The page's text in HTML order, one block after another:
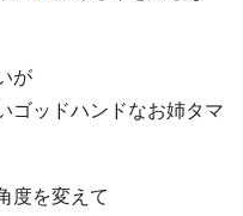
が
ゴッドハンドなお姉タマ
度を変えて